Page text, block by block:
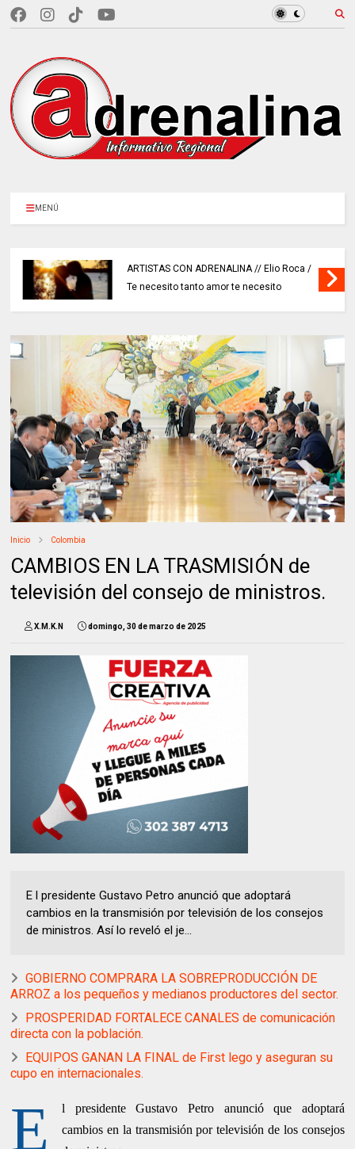
MENÚ
ARTISTAS CON ADRENALINA // Elio Roca /
Te necesito tanto amor te necesito
Inicio Colombia
CAMBIOS EN LA TRASMISIÓN de
televisión del consejo de ministros.
X.M.K.N domingo, 30 de marzo de 2025
E l presidente Gustavo Petro anunció que adoptará
cambios en la transmisión por televisión de los consejos
de ministros. Así lo reveló el je...
GOBIERNO COMPRARA LA SOBREPRODUCCIÓN DE
ARROZ a los pequeños y medianos productores del sector.
PROSPERIDAD FORTALECE CANALES de comunicación
directa con la población.
EQUIPOS GANAN LA FINAL de First lego y aseguran su
cupo en internacionales.
E
l presidente Gustavo Petro anunció que adoptará
cambios en la transmisión por televisión de los consejos